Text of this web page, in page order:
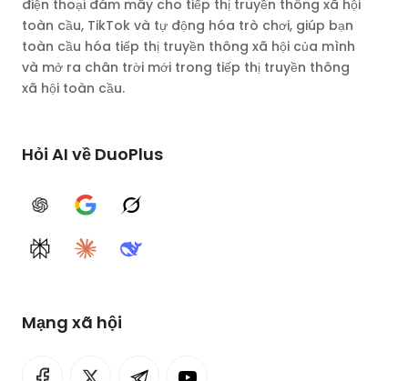
điện thoại đám mây cho tiếp thị truyền thông xã hội
toàn cầu, TikTok và tự động hóa trò chơi, giúp bạn
toàn cầu hóa tiếp thị truyền thông xã hội của mình
và mở ra chân trời mới trong tiếp thị truyền thông
xã hội toàn cầu.
Hỏi AI về DuoPlus
ChatGPTGoogle AIGrok
PerplexityClaudeDeepSeek
Mạng xã hội